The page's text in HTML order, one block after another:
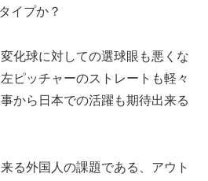
イプか？
化球に対しての選球眼も悪くな
ピッチャーのストレートも軽々
から日本での活躍も期待出来る
る外国人の課題である、アウト